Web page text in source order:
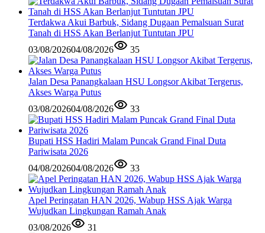
Terdakwa Akui Barbuk, Sidang Dugaan Pemalsuan Surat
Tanah di HSS Akan Berlanjut Tuntutan JPU
03/08/202604/08/2026 35
Jalan Desa Panangkalaan HSU Longsor Akibat Tergerus,
Akses Warga Putus
03/08/202604/08/2026 33
Bupati HSS Hadiri Malam Puncak Grand Final Duta
Pariwisata 2026
04/08/202604/08/2026 33
Apel Peringatan HAN 2026, Wabup HSS Ajak Warga
Wujudkan Lingkungan Ramah Anak
03/08/2026
31